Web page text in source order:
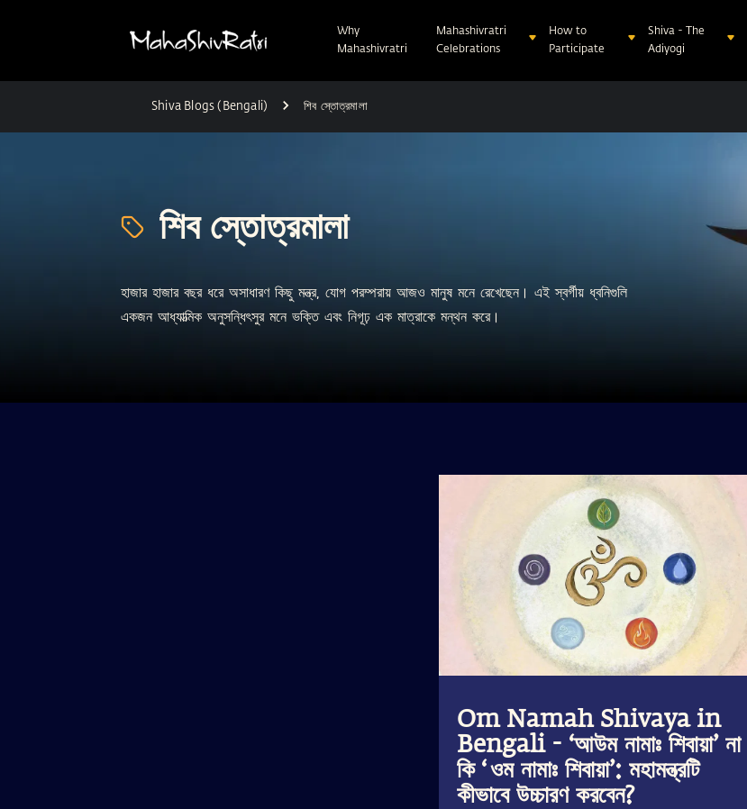
Why
Mahashivratri
Mahashivratri
Celebrations
How to
Participate
Shiva - The
Adiyogi
Shiva Blogs (Bengali) শিব স্তোত্রমালা
শিব স্তোত্রমালা
হাজার হাজার বছর ধরে অসাধারণ কিছু মন্ত্র, যোগ পরম্পরায় আজও মানুষ মনে রেখেছেন। এই স্বর্গীয় ধ্বনিগুলি
একজন আধ্যাত্মিক অনুসন্ধিৎসুর মনে ভক্তি এবং নিগূঢ় এক মাত্রাকে মন্থন করে।
Om Namah Shivaya in
Bengali - ‘আউম নামাঃ শিবায়া’ না
কি ‘ওম নামাঃ শিবায়া’: মহামন্ত্রটি
কীভাবে উচ্চারণ করবেন?